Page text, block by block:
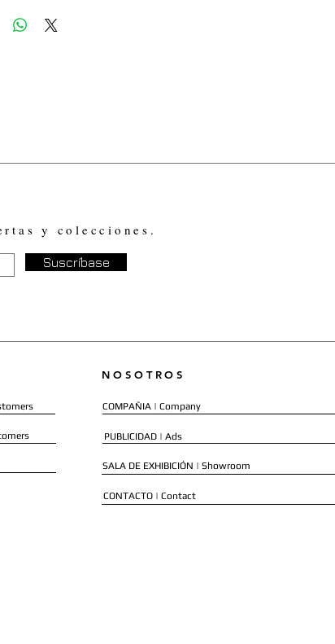
y colecciones.
Suscríbase
NOSOTROS
COMPAÑIA | Company
PUBLICIDAD | Ads
SALA DE EXHIBICIÓN | Showroom
CONTACTO | Contact